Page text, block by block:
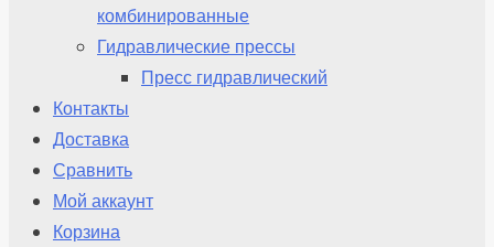
комбинированные
Гидравлические прессы
Пресс гидравлический
Контакты
Доставка
Сравнить
Мой аккаунт
Корзина